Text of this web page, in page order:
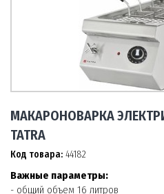
МАКАРОНОВАРКА
TATRA
Код товара: 44182
Важные параметры:
- общий объем 16 литров